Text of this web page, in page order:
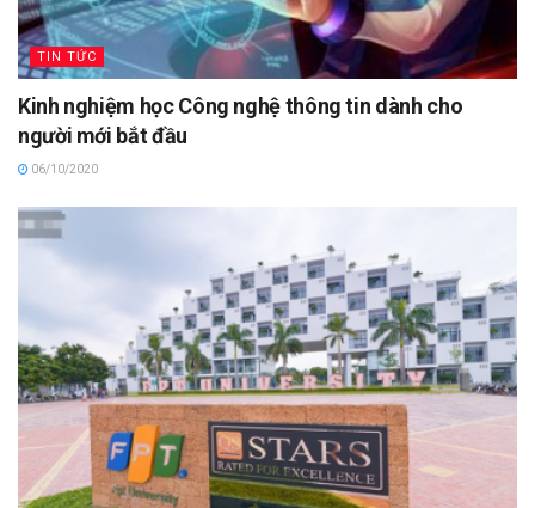
TIN TỨC
Kinh nghiệm học Công nghệ thông tin dành cho
người mới bắt đầu
06/10/2020